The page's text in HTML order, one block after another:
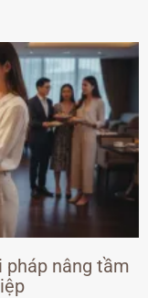
pháp nâng tầm